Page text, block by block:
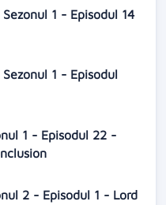
1 - Episodul 14
1 - Episodul
1 - Episodul 22 -
2 - Episodul 1 - Lord